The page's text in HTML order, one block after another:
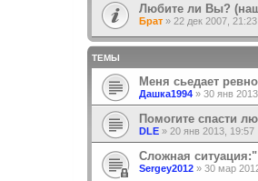
Любите ли Вы?
Брат » 22 дек 2007, 21:23
ТЕМЫ
Меня сьедает
Дашка1994 » 30 янв
Помогите спасти
DLE » 20 янв 2013, 19:57
Сложная
Sergey2012 » 30 мар